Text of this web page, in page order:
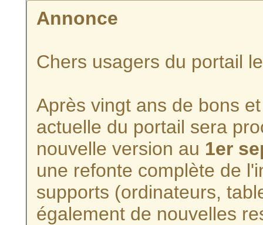
Annonce
Chers usagers du portail
Après vingt ans de bons
actuelle du portail sera
nouvelle version au 1er
une refonte complète de
supports (ordinateurs,
également de nouvelles